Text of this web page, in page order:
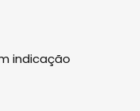
indicação